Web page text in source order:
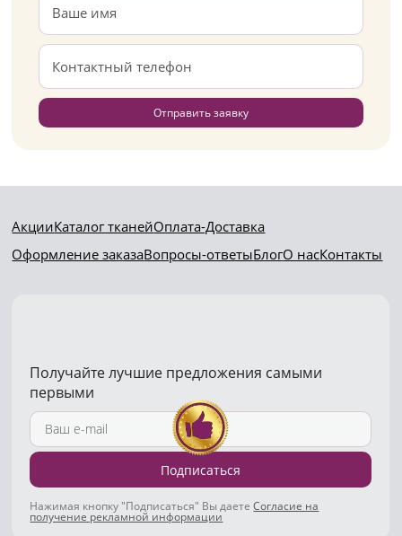
Отправить заявку
АкцииКаталог тканейОплата-Доставка
Оформление заказаВопросы-ответыБлогО насКонтакты
Получайте лучшие предложения самыми
первыми
Подписаться
Нажимая кнопку "Подписаться" Вы даетеСогласие на
получение рекламной информации